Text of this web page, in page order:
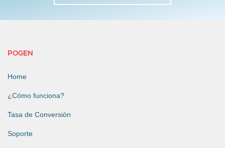
POGEN
Home
¿Cómo funciona?
Tasa de Conversión
Soporte